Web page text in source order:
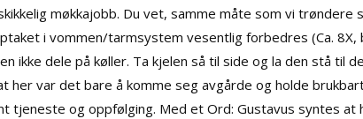
møkkajobb. Du vet, samme måte som vi
i vommen/tarmsystem vesentlig forbedres (Ca.
ikke dele på køller. Ta kjelen så til side og la den stå til
her var det bare å komme seg avgårde og holde
tjeneste og oppfølging. Med et Ord: Gustavus syntes